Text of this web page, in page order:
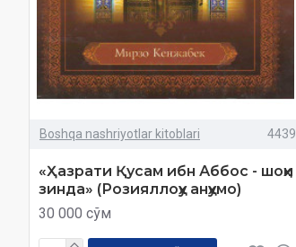
Boshqa nashriyotlar kitoblari 4439
«Ҳазрати Қусам ибн Аббос - шоҳи
зинда» (Розияллоҳу анҳумо)
30 000 сўм